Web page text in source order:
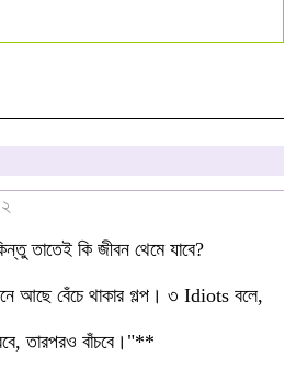
তাতেই কি জীবন থেমে যাবে?
আছে বেঁচে থাকার গল্প। ৩ Idiots বলে,
তারপরও বাঁচবে।"**